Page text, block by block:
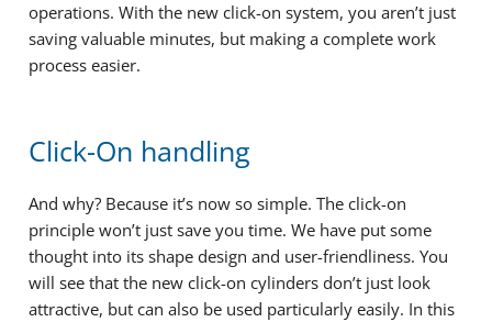
operations. With the new click-on system, you aren’t just
saving valuable minutes, but making a complete work
process easier.
Click-On handling
And why? Because it’s now so simple. The click-on
principle won’t just save you time. We have put some
thought into its shape design and user-friendliness. You
will see that the new click-on cylinders don’t just look
attractive, but can also be used particularly easily. In this